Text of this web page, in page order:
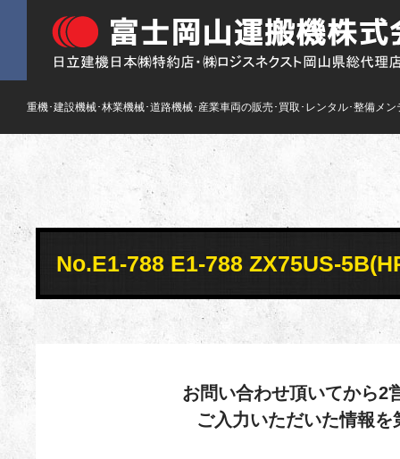
重機･建設機械･林業機械･道路機械･産業車両の販売･買取･レンタル･整備メン
No.E1-788 E1-788 ZX75US-
お問い合わせ頂いてから2
ご入力いただいた情報